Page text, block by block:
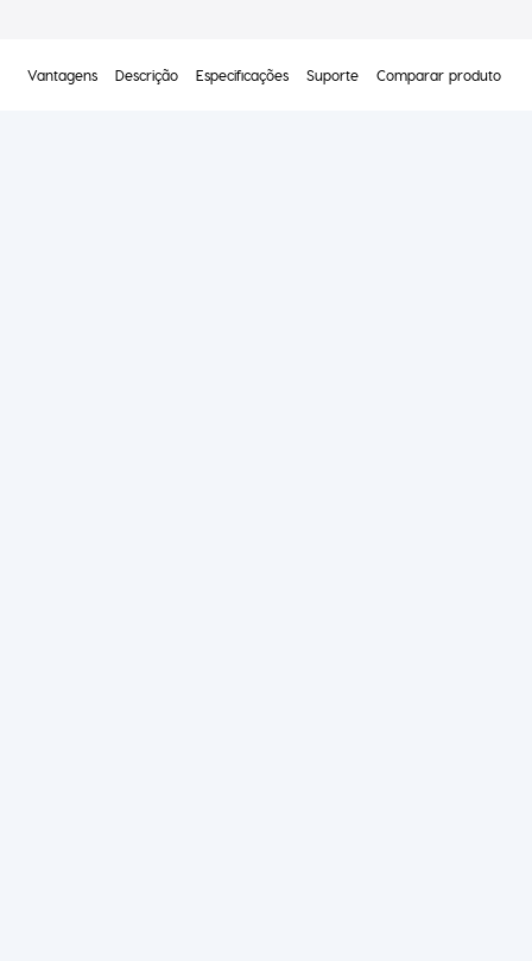
Vantagens Descrição Especificações Suporte Comparar produto